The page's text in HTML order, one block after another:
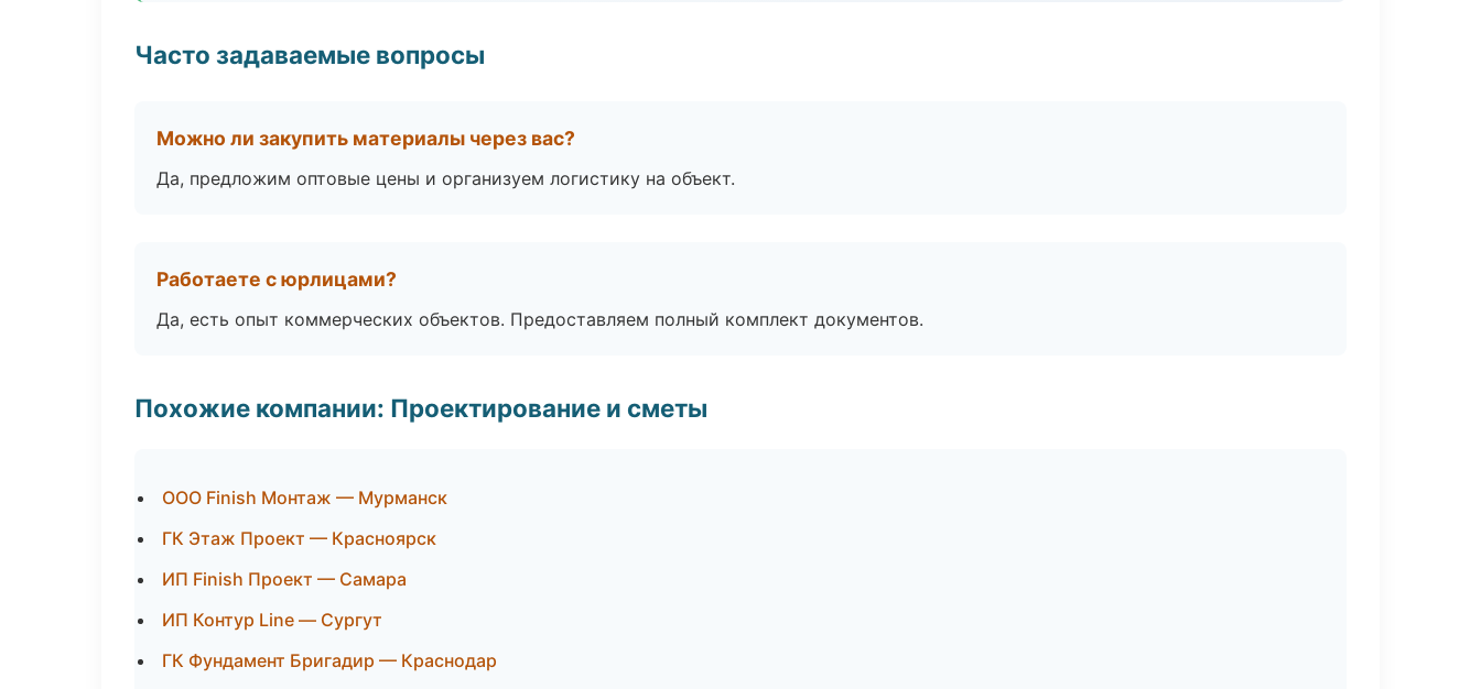
Часто задаваемые вопросы
Можно ли закупить материалы через вас?
Да, предложим оптовые цены и организуем логистику на объект.
Работаете с юрлицами?
Да, есть опыт коммерческих объектов. Предоставляем полный комплект документов.
Похожие компании: Проектирование и сметы
ООО Finish Монтаж — Мурманск
ГК Этаж Проект — Красноярск
ИП Finish Проект — Самара
ИП Контур Line — Сургут
ГК Фундамент Бригадир — Краснодар